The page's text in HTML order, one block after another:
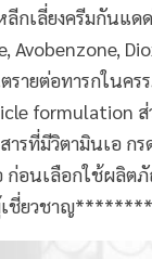
กเลี่ยงครีมกันแด
Avobenzone,
ตรายต่อทารกใน
formulation
รที่มีวิตามินเอ ก
ก่อนเลือกใช้ผลิ
ผู้เชี่ยวชาญ